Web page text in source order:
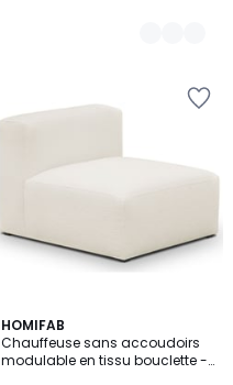
HOMIFAB
Chauffeuse sans accoudoirs
modulable en tissu bouclette -